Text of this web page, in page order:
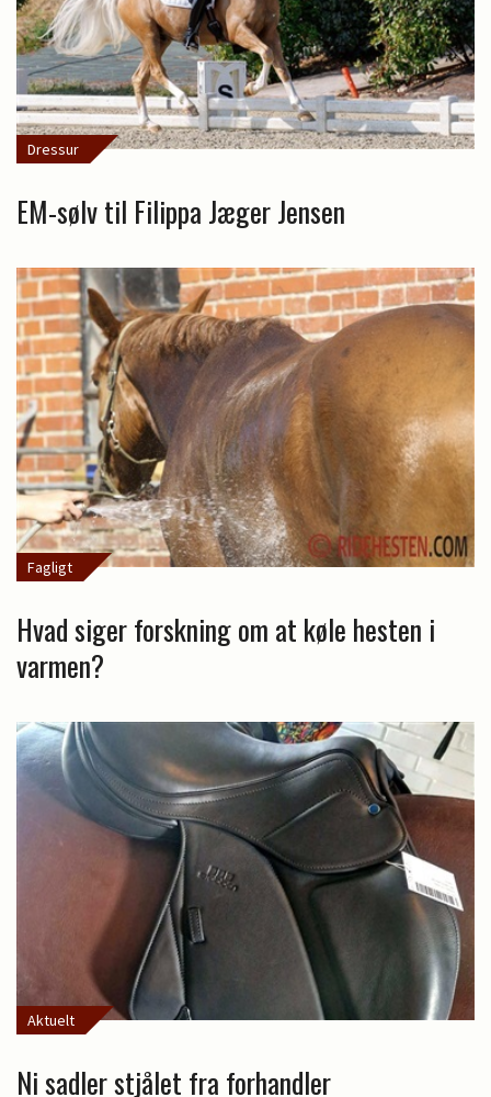
Dressur
EM-sølv til Filippa Jæger Jensen
Fagligt
Hvad siger forskning om at køle hesten i
varmen?
Aktuelt
Ni sadler stjålet fra forhandler